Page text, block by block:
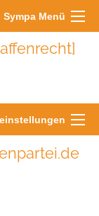
Sympa Menü